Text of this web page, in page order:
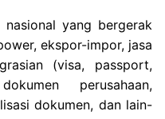
nasional yang bergerak
ekspor-impor, jasa
(visa, passport,
perusahaan,
dokumen, dan lain-